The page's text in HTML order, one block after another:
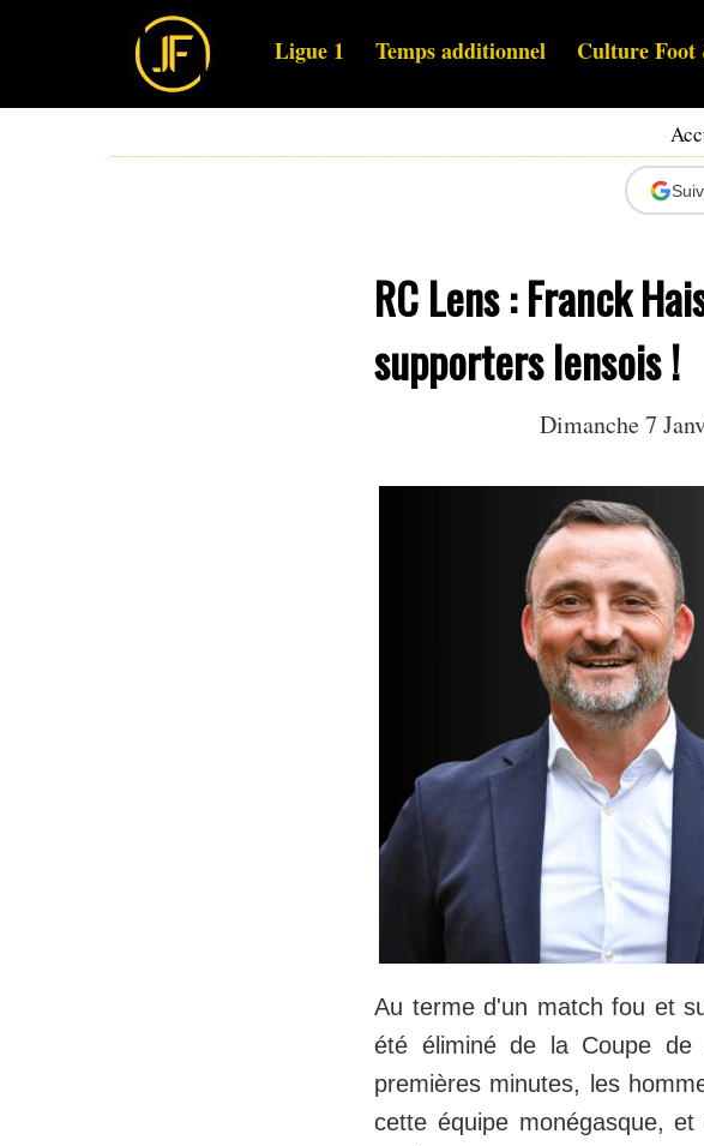
Ligue 1 Temps additionnel Culture
RC Lens : Franck
supporters lensois !
Dimanche 7
Au terme d'un match fou et
été éliminé de la Coupe de
premières minutes, les
cette équipe monégasque,